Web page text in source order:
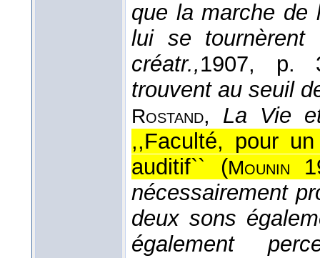
que la marche de
lui se tournèrent
créatr.,1907, p.
trouvent au seuil
Rostand, La Vie
,,Faculté, pour
auditif`` (Mounin
nécessairement
deux sons
également